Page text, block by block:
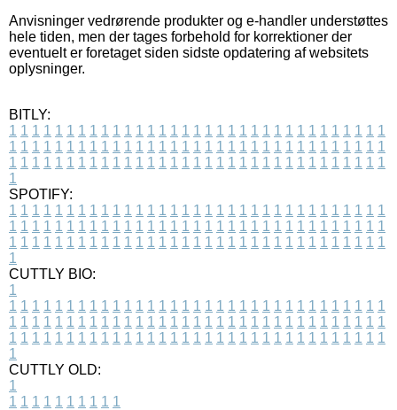
Anvisninger vedrørende produkter og e-handler understøttes
hele tiden, men der tages forbehold for korrektioner der
eventuelt er foretaget siden sidste opdatering af websitets
oplysninger.
BITLY:
1 1 1 1 1 1 1 1 1 1 1 1 1 1 1 1 1 1 1 1 1 1 1 1 1 1 1 1 1 1 1 1 1
1 1 1 1 1 1 1 1 1 1 1 1 1 1 1 1 1 1 1 1 1 1 1 1 1 1 1 1 1 1 1 1 1
1 1 1 1 1 1 1 1 1 1 1 1 1 1 1 1 1 1 1 1 1 1 1 1 1 1 1 1 1 1 1 1 1
1
SPOTIFY:
1 1 1 1 1 1 1 1 1 1 1 1 1 1 1 1 1 1 1 1 1 1 1 1 1 1 1 1 1 1 1 1 1
1 1 1 1 1 1 1 1 1 1 1 1 1 1 1 1 1 1 1 1 1 1 1 1 1 1 1 1 1 1 1 1 1
1 1 1 1 1 1 1 1 1 1 1 1 1 1 1 1 1 1 1 1 1 1 1 1 1 1 1 1 1 1 1 1 1
1
CUTTLY BIO:
1
1 1 1 1 1 1 1 1 1 1 1 1 1 1 1 1 1 1 1 1 1 1 1 1 1 1 1 1 1 1 1 1 1
1 1 1 1 1 1 1 1 1 1 1 1 1 1 1 1 1 1 1 1 1 1 1 1 1 1 1 1 1 1 1 1 1
1 1 1 1 1 1 1 1 1 1 1 1 1 1 1 1 1 1 1 1 1 1 1 1 1 1 1 1 1 1 1 1 1
1
CUTTLY OLD:
1
1 1 1 1 1 1 1 1 1 1